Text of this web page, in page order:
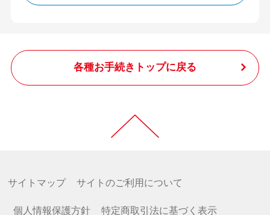
各種お手続きトップに戻る
サイトマップ サイトのご利用について
個人情報保護方針 特定商取引法に基づく表示